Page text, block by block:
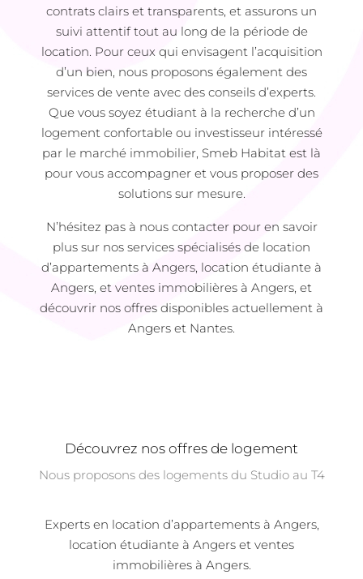
contrats clairs et transparents, et assurons un
suivi attentif tout au long de la période de
location. Pour ceux qui envisagent l’acquisition
d’un bien, nous proposons également des
services de vente avec des conseils d’experts.
Que vous soyez étudiant à la recherche d’un
logement confortable ou investisseur intéressé
par le marché immobilier, Smeb Habitat est là
pour vous accompagner et vous proposer des
solutions sur mesure.
N’hésitez pas à nous contacter pour en savoir
plus sur nos services spécialisés de location
d’appartements à Angers, location étudiante à
Angers, et ventes immobilières à Angers, et
découvrir nos offres disponibles actuellement à
Angers et Nantes.
Découvrez nos offres de logement
Nous proposons des logements du Studio au T4
Experts en location d’appartements à Angers,
location étudiante à Angers et ventes
immobilières à Angers.